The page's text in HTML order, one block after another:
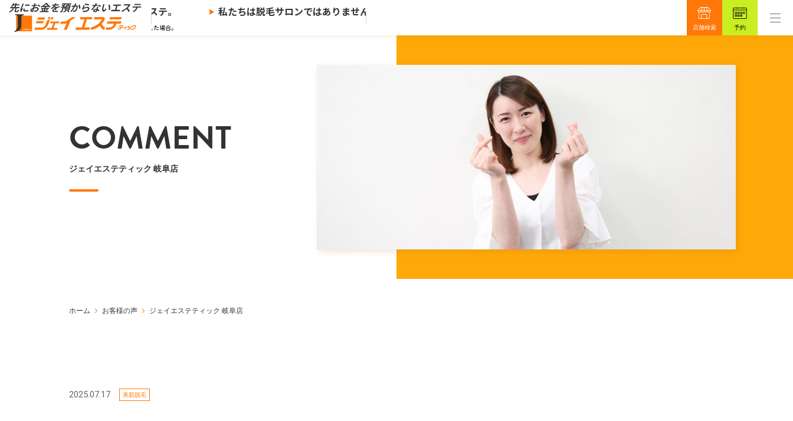
預からないエステ、※ ジェイエステ。
※当社の推奨する支払い方法で決済した場合。
私たちは脱毛サロンではありません。歴史ある老舗トータルビューティーサロンです。 もっと真面目に、もっと安心を目指して
店舗検索 予約
COMMENT
ジェイエステティック 岐阜店
ホーム お客様の声 ジェイエステティック 岐阜店
2025.07.17 美肌脱毛